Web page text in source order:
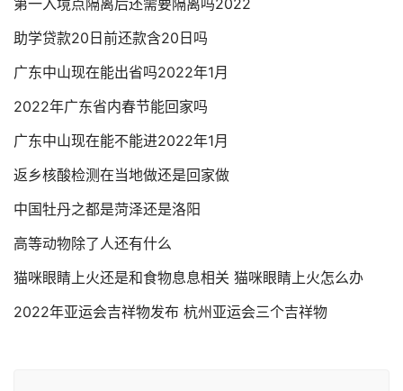
第一入境点隔离后还需要隔离吗2022
助学贷款20日前还款含20日吗
广东中山现在能出省吗2022年1月
2022年广东省内春节能回家吗
广东中山现在能不能进2022年1月
返乡核酸检测在当地做还是回家做
中国牡丹之都是菏泽还是洛阳
高等动物除了人还有什么
猫咪眼睛上火还是和食物息息相关 猫咪眼睛上火怎么办
2022年亚运会吉祥物发布 杭州亚运会三个吉祥物